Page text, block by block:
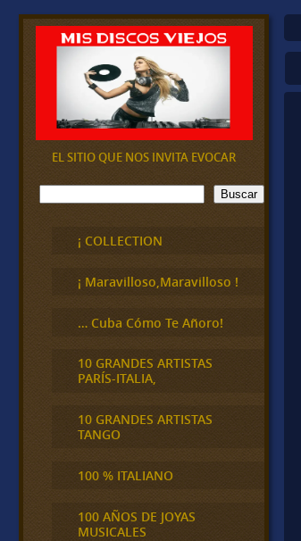
EL SITIO QUE NOS INVITA EVOCAR
B
u
Buscar
¡ COLLECTION
¡ Maravilloso,Maravilloso !
… Cuba Cómo Te Añoro!
10 GRANDES ARTISTAS
PARÍS-ITALIA,
10 GRANDES ARTISTAS
TANGO
100 % ITALIANO
100 AÑOS DE JOYAS
MUSICALES